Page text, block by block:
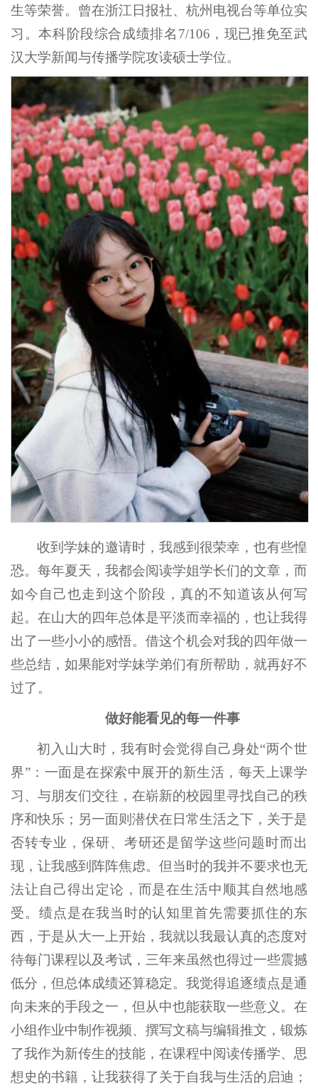
生等荣誉。曾在浙江日报社、杭州电视台等单位实
习。本科阶段综合成绩排名7/106，现已推免至武
汉大学新闻与传播学院攻读硕士学位。
收到学妹的邀请时，我感到很荣幸，也有些惶
恐。每年夏天，我都会阅读学姐学长们的文章，而
如今自己也走到这个阶段，真的不知道该从何写
起。在山大的四年总体是平淡而幸福的，也让我得
出了一些小小的感悟。借这个机会对我的四年做一
些总结，如果能对学妹学弟们有所帮助，就再好不
过了。
做好能看见的每一件事
初入山大时，我有时会觉得自己身处“两个世
界”：一面是在探索中展开的新生活，每天上课学
习、与朋友们交往，在崭新的校园里寻找自己的秩
序和快乐；另一面则潜伏在日常生活之下，关于是
否转专业，保研、考研还是留学这些问题时而出
现，让我感到阵阵焦虑。但当时的我并不要求也无
法让自己得出定论，而是在生活中顺其自然地感
受。绩点是在我当时的认知里首先需要抓住的东
西，于是从大一上开始，我就以我最认真的态度对
待每门课程以及考试，三年来虽然也得过一些震撼
低分，但总体成绩还算稳定。我觉得追逐绩点是通
向未来的手段之一，但从中也能获取一些意义。在
小组作业中制作视频、撰写文稿与编辑推文，锻炼
了我作为新传生的技能，在课程中阅读传播学、思
想史的书籍，让我获得了关于自我与生活的启迪；